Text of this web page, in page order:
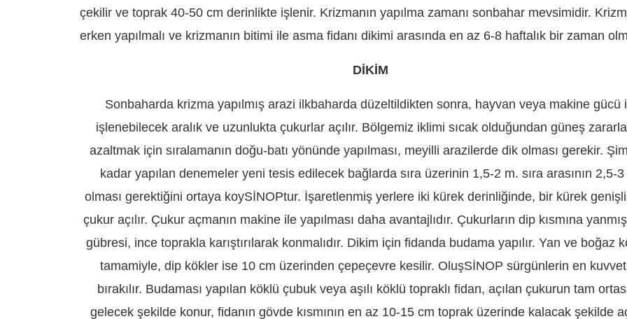
çekilir ve toprak 40-50 cm derinlikte işlenir. Krizmanın yapılma zamanı sonbahar mevsimidir.
erken yapılmalı ve krizmanın bitimi ile asma fidanı dikimi arasında en az 6-8 haftalık bir zaman
DİKİM
Sonbaharda krizma yapılmış arazi ilkbaharda düzeltildikten sonra, hayvan veya makine gücü
işlenebilecek aralık ve uzunlukta çukurlar açılır. Bölgemiz iklimi sıcak olduğundan güneş
azaltmak için sıralamanın doğu-batı yönünde yapılması, meyilli arazilerde dik olması gerekir.
kadar yapılan denemeler yeni tesis edilecek bağlarda sıra üzerinin 1,5-2 m. sıra arasının 2,5-3
olması gerektiğini ortaya koySİNOPtur. İşaretlenmiş yerlere iki kürek derinliğinde, bir kürek
çukur açılır. Çukur açmanın makine ile yapılması daha avantajlıdır. Çukurların dip kısmına
gübresi, ince toprakla karıştırılarak konmalıdır. Dikim için fidanda budama yapılır. Yan ve boğaz
tamamiyle, dip kökler ise 10 cm üzerinden çepeçevre kesilir. OluşSİNOP sürgünlerin en
bırakılır. Budaması yapılan köklü çubuk veya aşılı köklü topraklı fidan, açılan çukurun tam
gelecek şekilde konur, fidanın gövde kısmının en az 10-15 cm toprak üzerinde kalacak şekilde